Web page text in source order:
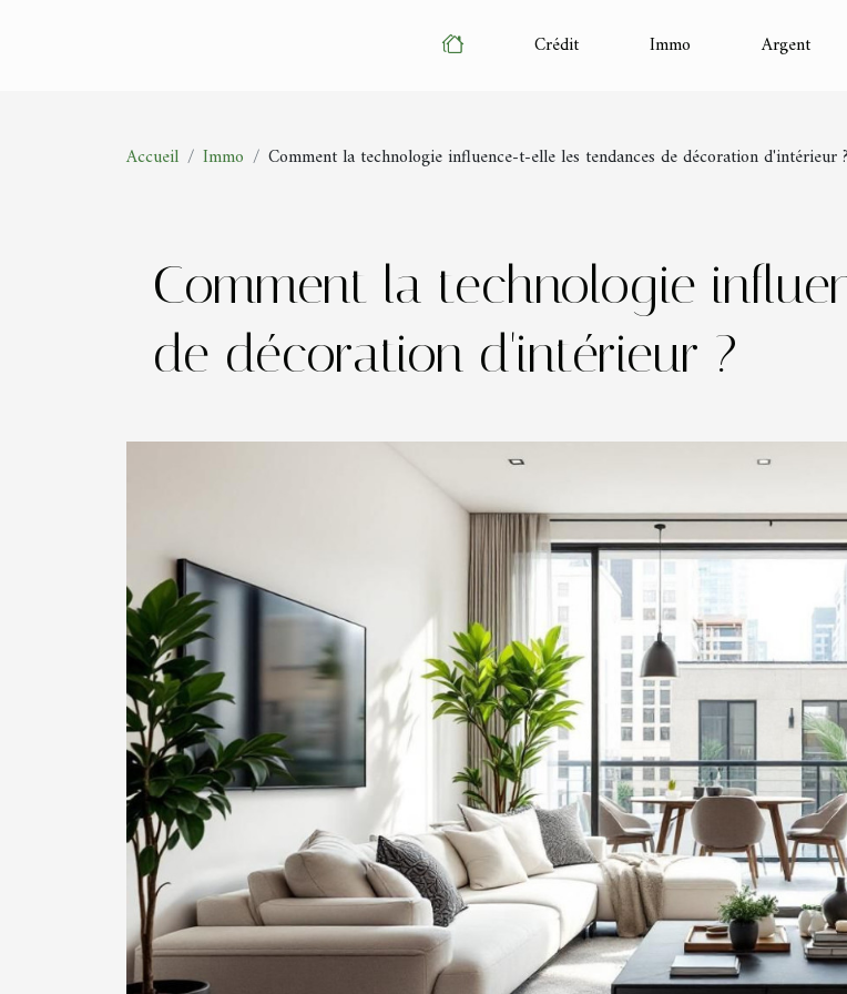
Crédit Immo Argent
Accueil Immo Comment la technologie influence-t-elle les tendances de décoration d'intérieur ?
Comment la technologie
de décoration d'intérieur ?